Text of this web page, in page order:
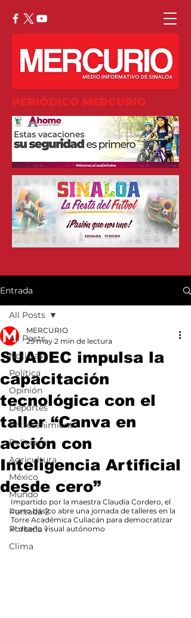
PERIÓDICO MERCURIO
Entrada
All Posts
Noticias
Política
Opinión
Deportes
Entretenimiento
Policiaca
Agricultura
México
Mundo
Portada 2
Portada 1
Clima
All Posts
SUADEC impulsa la
capacitación
tecnológica con el
taller “Canva en
acción con
Inteligencia Artificial
desde cero”
MERCURIO
29 may 2 min de lectura
Impartido por la maestra Claudia Cordero, el
curso básico abre una jornada de talleres en la
Torre Académica Culiacán para democratizar
el diseño visual autónomo